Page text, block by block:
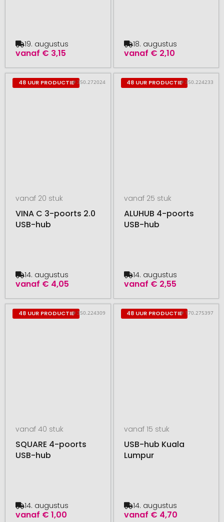
vanaf € 3,15
19. augustus
vanaf € 2,10
18. augustus
48 UUR PRODUCTIE# 350.272024
vanaf 20 stuk
VINA C 3-poorts 2.0
USB-hub
vanaf € 4,05
14. augustus
48 UUR PRODUCTIE# 350.224233
vanaf 25 stuk
ALUHUB 4-poorts
USB-hub
vanaf € 2,55
14. augustus
48 UUR PRODUCTIE# 350.224309
vanaf 40 stuk
SQUARE 4-poorts
USB-hub
vanaf € 1,00
14. augustus
48 UUR PRODUCTIE# 170.275397
vanaf 15 stuk
USB-hub Kuala
Lumpur
vanaf € 4,70
14. augustus